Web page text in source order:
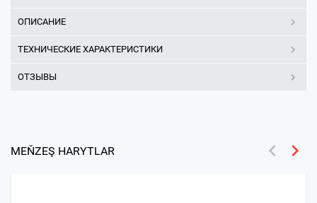
ОПИСАНИЕ
ТЕХНИЧЕСКИЕ ХАРАКТЕРИСТИКИ
ОТЗЫВЫ
MEŇZEŞ HARYTLAR